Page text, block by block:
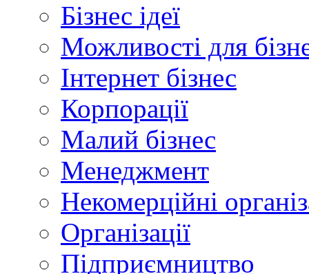
Бізнес ідеї
Можливості для
Інтернет бізнес
Корпорації
Малий бізнес
Менеджмент
Некомерційні
Організації
Підприємництво